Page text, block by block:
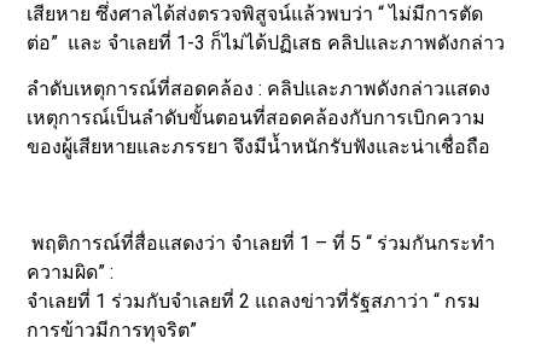
เสียหาย ซึ่งศาลได้ส่งตรวจพิสูจน์แล้วพบว่า “ ไม่มีการตัด
ต่อ” และ จำเลยที่ 1-3 ก็ไม่ได้ปฏิเสธ คลิปและภาพดังกล่าว
ลำดับเหตุการณ์ที่สอดคล้อง : คลิปและภาพดังกล่าวแสดง
เหตุการณ์เป็นลำดับขั้นตอนที่สอดคล้องกับการเบิกความ
ของผู้เสียหายและภรรยา จึงมีน้ำหนักรับฟังและน่าเชื่อถือ
พฤติการณ์ที่สื่อแสดงว่า จำเลยที่ 1 – ที่ 5 “ ร่วมกันกระทำ
ความผิด” :
จำเลยที่ 1 ร่วมกับจำเลยที่ 2 แถลงข่าวที่รัฐสภาว่า “ กรม
การข้าวมีการทุจริต”